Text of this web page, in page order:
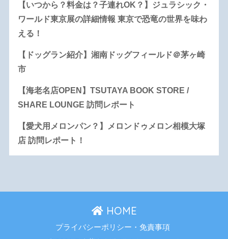
【いつから？料金は？子連れOK？】ジュラシック・
ワールド東京展の詳細情報 東京で恐竜の世界を味わ
える！
【ドッグラン紹介】湘南ドッグフィールド＠茅ヶ崎
市
【海老名店OPEN】TSUTAYA BOOK STORE /
SHARE LOUNGE 訪問レポート
【愛犬用メロンパン？】メロンドゥメロン相模大塚
店 訪問レポート！
HOME
プライバシーポリシー・免責事項